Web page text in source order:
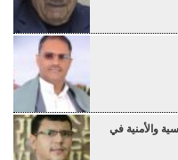
والأمنية في